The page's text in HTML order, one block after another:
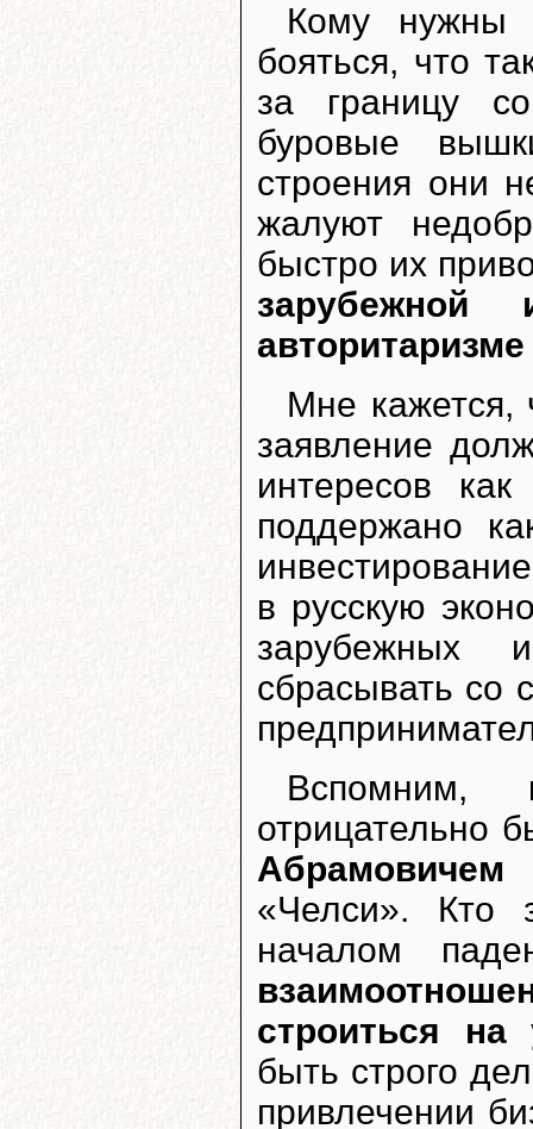
Кому нужны
бояться, что
за границу
буровые
строения они
жалуют
быстро их
зарубежной
Мне кажется,
заявление
интересов
поддержано
в русскую
зарубежных
сбрасывать со
Вспомним,
отрицательно
Абрамовичем
«Челси». Кто
началом
строиться на
быть строго
привлечении